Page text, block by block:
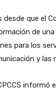
que el
de
para los
y las
informó